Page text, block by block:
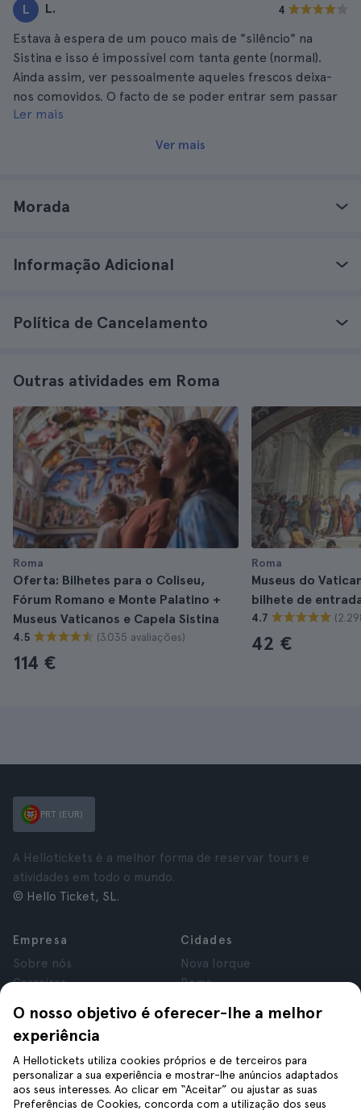
L L. 4
Estava à espera de um pouco mais de "silêncio" na
Sistina e isso é impossível com tanta gente (normal).
Ainda assim, ver pessoalmente aqueles frescos deixa-
nos comovidos. O facto de se poder entrar sem passar
pela bilheteira é muito apreciado.
Ler mais
Ver mais
Morada
Informação Adicional
Política de Cancelamento
Outras atividades em Roma
Roma
Oferta: Bilhetes para o Coliseu,
Fórum Romano e Monte Palatino +
Museus Vaticanos e Capela Sistina
4.5 (3.035 avaliações)
114 €
Roma
Museus do
bilhete de
4.7
42 €
O nosso objetivo é oferecer-lhe a melhor
experiência
A Hellotickets utiliza cookies próprios e de terceiros para
personalizar a sua experiência e mostrar-lhe anúncios adaptados
aos seus interesses. Ao clicar em “Aceitar” ou ajustar as suas
Preferências de Cookies, concorda com a utilização dos seus
PRT (EUR)
A Hellotickets é a melhor forma de reservar tours e
atividades em todo o mundo.
© Hello Ticket, SL.
Empresa
Sobre nós
Carreiras
Avaliações
Privacidade
Termos e Condições
Aviso Legal
Cookies
Cidades
Nova Iorque
Roma
Londres
Cracóvia
Tenerife